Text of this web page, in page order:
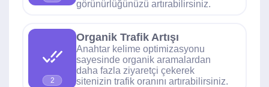
görünürlüğünüzü artırabilirsiniz.
2
Organik Trafik Artışı
Anahtar kelime optimizasyonu
sayesinde organik aramalardan
daha fazla ziyaretçi çekerek
sitenizin trafik oranını artırabilirsiniz.